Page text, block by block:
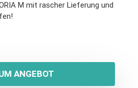
M mit rascher Lieferung und
ANGEBOT